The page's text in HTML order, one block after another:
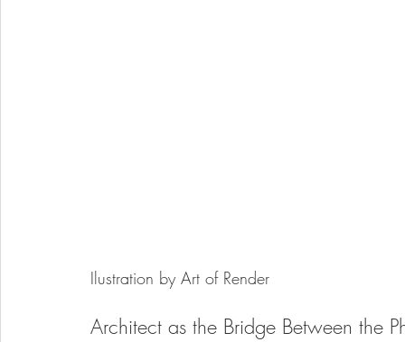
Ilustration by Art of Render
Architect as the Bridge Between the